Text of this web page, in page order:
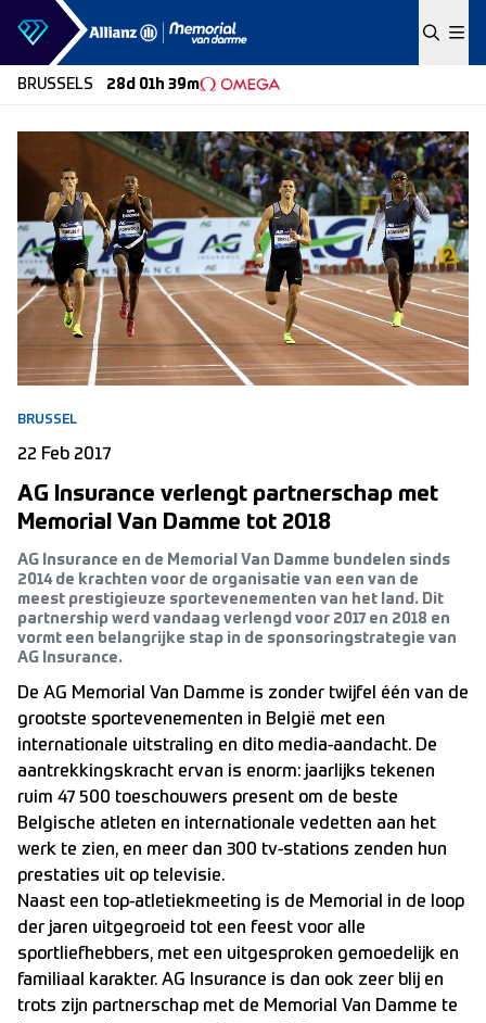
Skip to content
BRUSSELS 28d 01h 39m
BRUSSEL
22 Feb 2017
AG Insurance verlengt partnerschap met
Memorial Van Damme tot 2018
AG Insurance en de Memorial Van Damme bundelen sinds
2014 de krachten voor de organisatie van een van de
meest prestigieuze sportevenementen van het land. Dit
partnership werd vandaag verlengd voor 2017 en 2018 en
vormt een belangrijke stap in de sponsoringstrategie van
AG Insurance.
De AG Memorial Van Damme is zonder twijfel één van de
grootste sportevenementen in België met een
internationale uitstraling en dito media-aandacht. De
aantrekkingskracht ervan is enorm: jaarlijks tekenen
ruim 47 500 toeschouwers present om de beste
Belgische atleten en internationale vedetten aan het
werk te zien, en meer dan 300 tv-stations zenden hun
prestaties uit op televisie.
Naast een top-atletiekmeeting is de Memorial in de loop
der jaren uitgegroeid tot een feest voor alle
sportliefhebbers, met een uitgesproken gemoedelijk en
familiaal karakter. AG Insurance is dan ook zeer blij en
trots zijn partnerschap met de Memorial Van Damme te